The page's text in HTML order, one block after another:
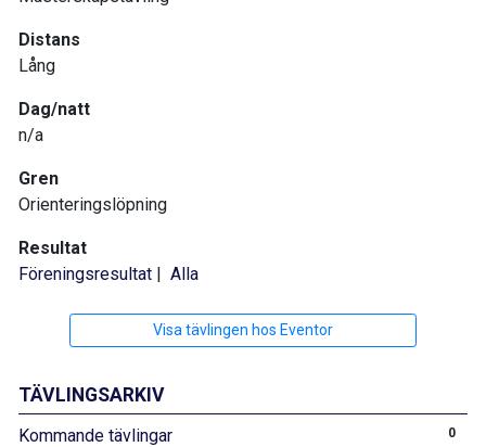
TÄVLINGSARKIV
Kommande tävlingar 0
Distans
Lång
Dag/natt
n/a
Gren
Orienteringslöpning
Resultat
Föreningsresultat | Alla
Visa tävlingen hos Eventor